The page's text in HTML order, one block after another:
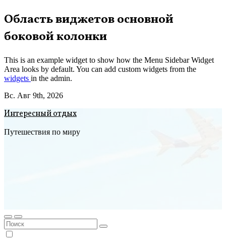
Перейти
к
содержимому
Область виджетов основной
боковой колонки
This is an example widget to show how the Menu Sidebar Widget
Area looks by default. You can add custom widgets from the
widgets in the admin.
Вс. Авг 9th, 2026
Интересный отдых
Путешествия по миру